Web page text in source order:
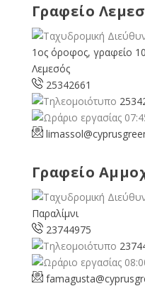
Γραφείο
1ος όροφος, γραφείο
Λεμεσός
25342661
limassol@
Γραφείο
Παραλίμνι
23744975
famagusta@